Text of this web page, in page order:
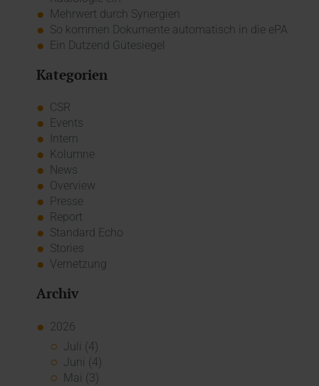
Mehrwert durch Synergien
So kommen Dokumente automatisch in die ePA
Ein Dutzend Gütesiegel
Kategorien
CSR
Events
Intern
Kolumne
News
Overview
Presse
Report
Standard Echo
Stories
Vernetzung
Archiv
2026
Juli (4)
Juni (4)
Mai (3)